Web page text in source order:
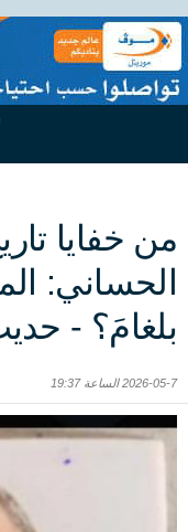
من خفايا
الحساني:
بلغامَ؟ -
2026-05-7 الساعة 19:37